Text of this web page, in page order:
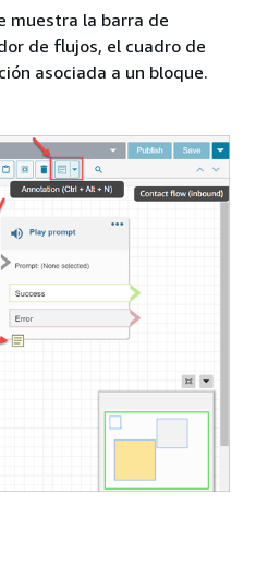
muestra la barra de
de flujos, el cuadro de
asociada a un bloque.